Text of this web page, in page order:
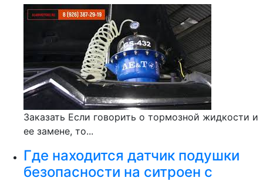
Заказать Если говорить о тормозной жидкости и
ее замене, то...
Где находится датчик подушки
безопасности на ситроен с